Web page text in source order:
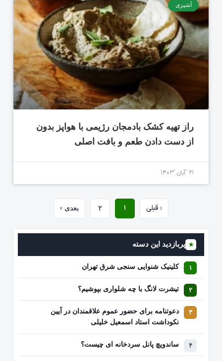
آشپزی
راز تهیه کشک بادمجان رژیمی با هواپز بدون
از دست دادن طعم و بافت اصلی
۲۱ 'آبان '۱۴۰۳
‹ قبلی ۱ ۲ بعدی ›
★ پربازدید این دسته
کلینیک شنوایی سنجی شرق تهران
تیشرت لانگ با چه شلواری بپوشیم؟
دعوتنامه برای حضور عموم علاقمندان در آیین
نکوداشت استاد اسمعیل خلیلی
ساندویچ پانل سردخانه ای چیست؟